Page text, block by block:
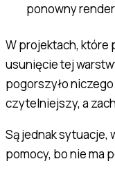
ponowny
W projektach, które
usunięcie tej
pogorszyło
czytelniejszy, a
Są jednak sytuacje,
pomocy, bo nie ma